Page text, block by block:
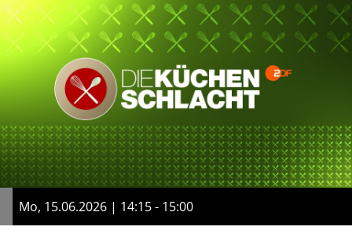
Mo, 15.06.2026 | 14:15 - 15:00